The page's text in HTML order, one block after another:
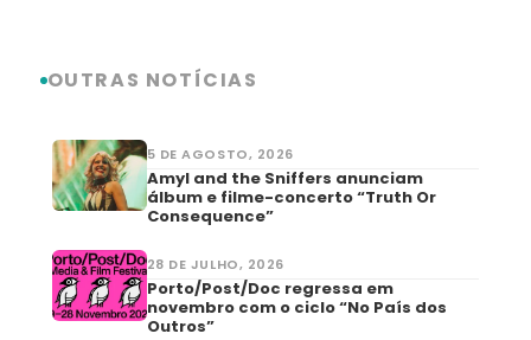
OUTRAS NOTÍCIAS
5 DE AGOSTO, 2026
Amyl and the Sniffers anunciam
álbum e filme-concerto “Truth Or
Consequence”
28 DE JULHO, 2026
Porto/Post/Doc regressa em
novembro com o ciclo “No País dos
Outros”